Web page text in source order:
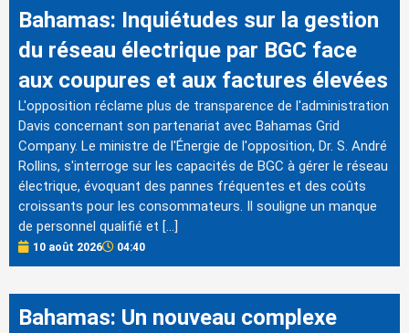
Bahamas: Inquiétudes sur la gestion
du réseau électrique par BGC face
aux coupures et aux factures élevées
L'opposition réclame plus de transparence de l'administration
Davis concernant son partenariat avec Bahamas Grid
Company. Le ministre de l'Énergie de l'opposition, Dr. S. André
Rollins, s'interroge sur les capacités de BGC à gérer le réseau
électrique, évoquant des pannes fréquentes et des coûts
croissants pour les consommateurs. Il souligne un manque
de personnel qualifié et […]
10 août 2026 04:40
Bahamas: Un nouveau complexe